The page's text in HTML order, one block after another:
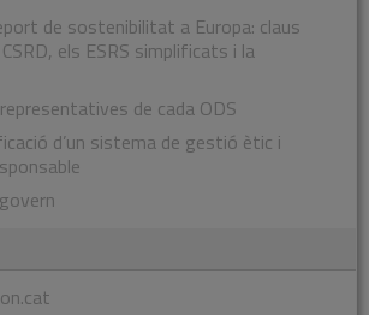
de sostenibilitat a Europa: claus
els ESRS simplificats i la
de cada ODS
d’un sistema de gestió ètic i